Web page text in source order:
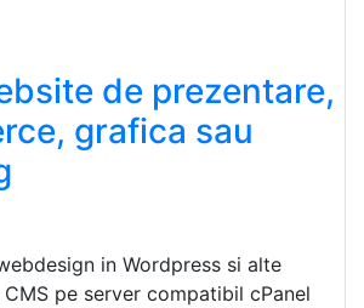
de prezentare,
grafica sau
in Wordpress si alte
pe server compatibil cPanel